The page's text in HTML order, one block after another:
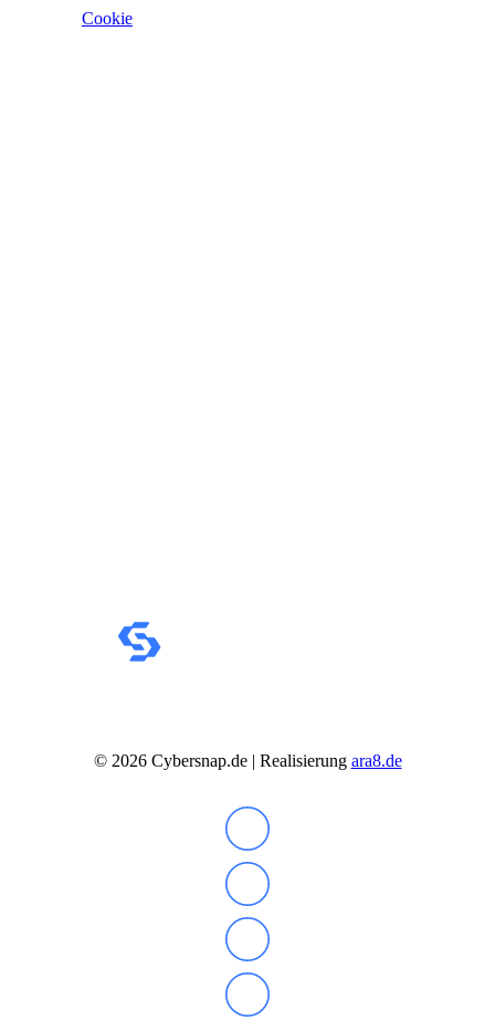
Сookie
© 2026Cybersnap.de | Realisierung ara8.de